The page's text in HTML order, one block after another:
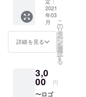
話に
なって
いるお
馬さん
達に 感
あげる
ときっ
と喜ん
ンを 約
2kgお届
けしま
す。 さ
まざま
な種類
を 混ぜ
りする
ので 中
にはブ
ランド
2021
年03
月
詳細を見る
こ
の
リ
タ
ー
ン
を
選
択
す
る
3,0
00 円
〜ロゴ